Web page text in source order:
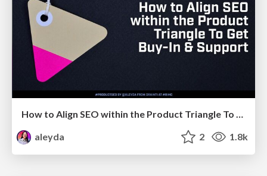
How to Align SEO within the Product Triangle To Get Buy-In & Support - #RIMC
aleyda
2 1.8k